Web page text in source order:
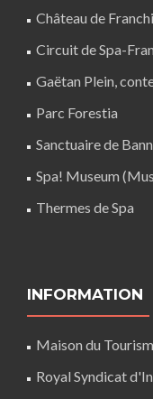
Château de
Circuit de Spa-
Gaëtan Plein,
Parc Forestia
Sanctuaire de
Spa! Museum
Thermes de Spa
INFORMATION
Maison du
Royal Syndicat